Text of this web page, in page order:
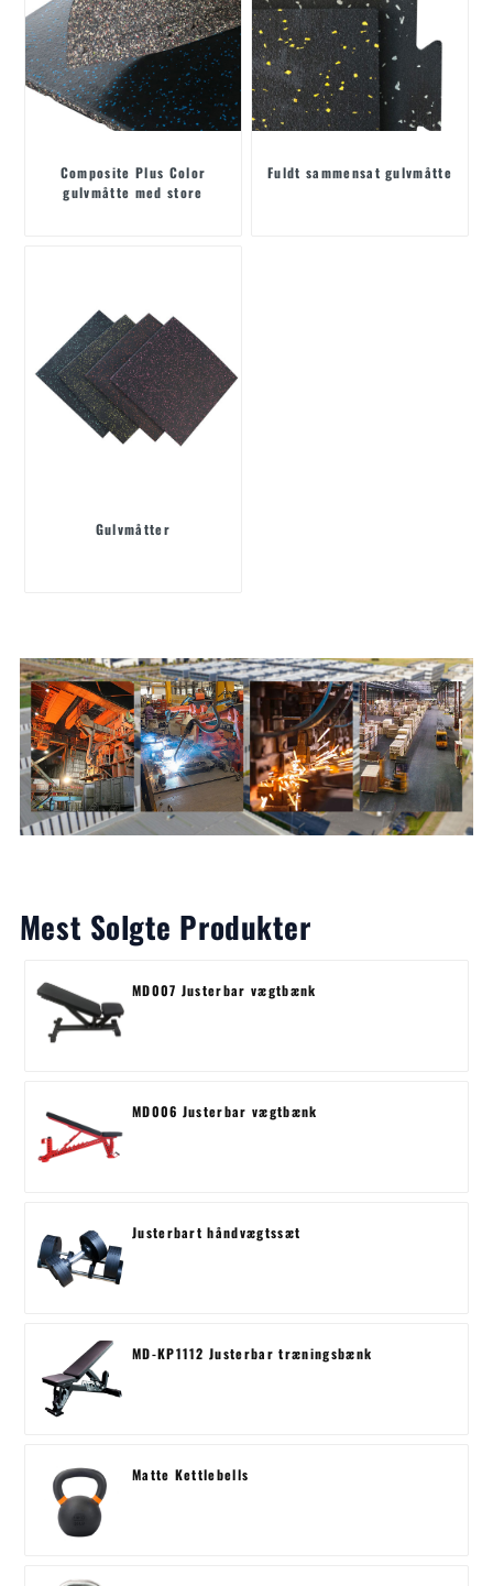
Composite Plus Color
gulvmåtte med store
Fuldt sammensat gulvmåtte
Gulvmåtter
Mest Solgte Produkter
MD007 Justerbar vægtbænk
MD006 Justerbar vægtbænk
Justerbart håndvægtssæt
MD-KP1112 Justerbar træningsbænk
Matte Kettlebells